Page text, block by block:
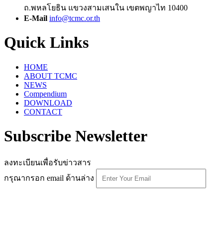
ถ.พหลโยธิน แขวงสามเสนใน เขตพญาไท 10400
E-Mail info@tcmc.or.th
Quick Links
HOME
ABOUT TCMC
NEWS
Compendium
DOWNLOAD
CONTACT
Subscribe Newsletter
ลงทะเบียนเพื่อรับข่าวสาร
กรุณากรอก email ด้านล่าง